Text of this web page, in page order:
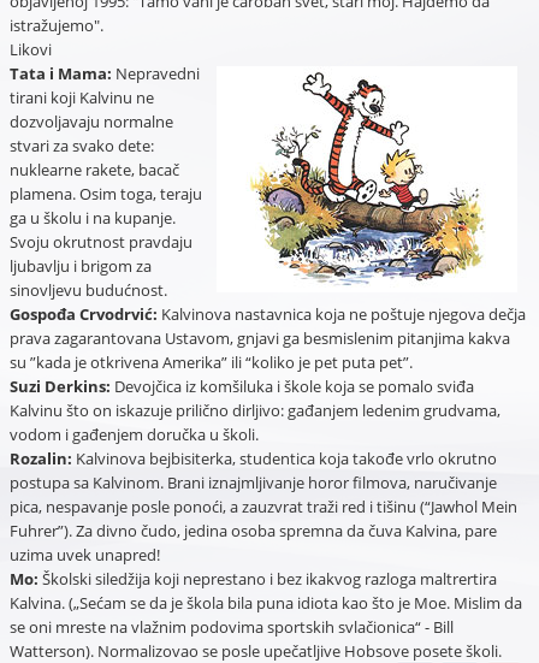
istražujemo".
Likovi
Tata i Mama: Nepravedni
tirani koji Kalvinu ne
dozvoljavaju normalne
stvari za svako dete:
nuklearne rakete, bacač
plamena. Osim toga, teraju
ga u školu i na kupanje.
Svoju okrutnost pravdaju
ljubavlju i brigom za
sinovljevu budućnost.
Gospođa Crvodrvić: Kalvinova nastavnica koja ne poštuje njegova dečja
prava zagarantovana Ustavom, gnjavi ga besmislenim pitanjima kakva
su ”kada je otkrivena Amerika” ili “koliko je pet puta pet”.
Suzi Derkins: Devojčica iz komšiluka i škole koja se pomalo sviđa
Kalvinu što on iskazuje prilično dirljivo: gađanjem ledenim grudvama,
vodom i gađenjem doručka u školi.
Rozalin: Kalvinova bejbisiterka, studentica koja takođe vrlo okrutno
postupa sa Kalvinom. Brani iznajmljivanje horor filmova, naručivanje
pica, nespavanje posle ponoći, a zauzvrat traži red i tišinu (“Jawhol Mein
Fuhrer”). Za divno čudo, jedina osoba spremna da čuva Kalvina, pare
uzima uvek unapred!
Mo: Školski siledžija koji neprestano i bez ikakvog razloga maltrertira
Kalvina. („Sećam se da je škola bila puna idiota kao što je Moe. Mislim da
se oni mreste na vlažnim podovima sportskih svlačionica“ - Bill
Watterson). Normalizovao se posle upečatljive Hobsove posete školi.